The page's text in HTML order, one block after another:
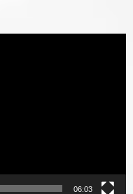
06:03